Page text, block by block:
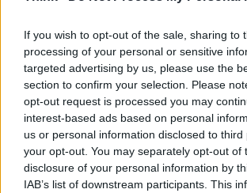
If you wish to opt-out of the sale, sharing to
processing of your personal or sensitive
targeted advertising by us, please use the
section to confirm your selection. Please
opt-out request is processed you may
interest-based ads based on personal
us or personal information disclosed to
your opt-out. You may separately opt-out of
disclosure of your personal information by
IAB’s list of downstream participants. This
AUTORE
Staff